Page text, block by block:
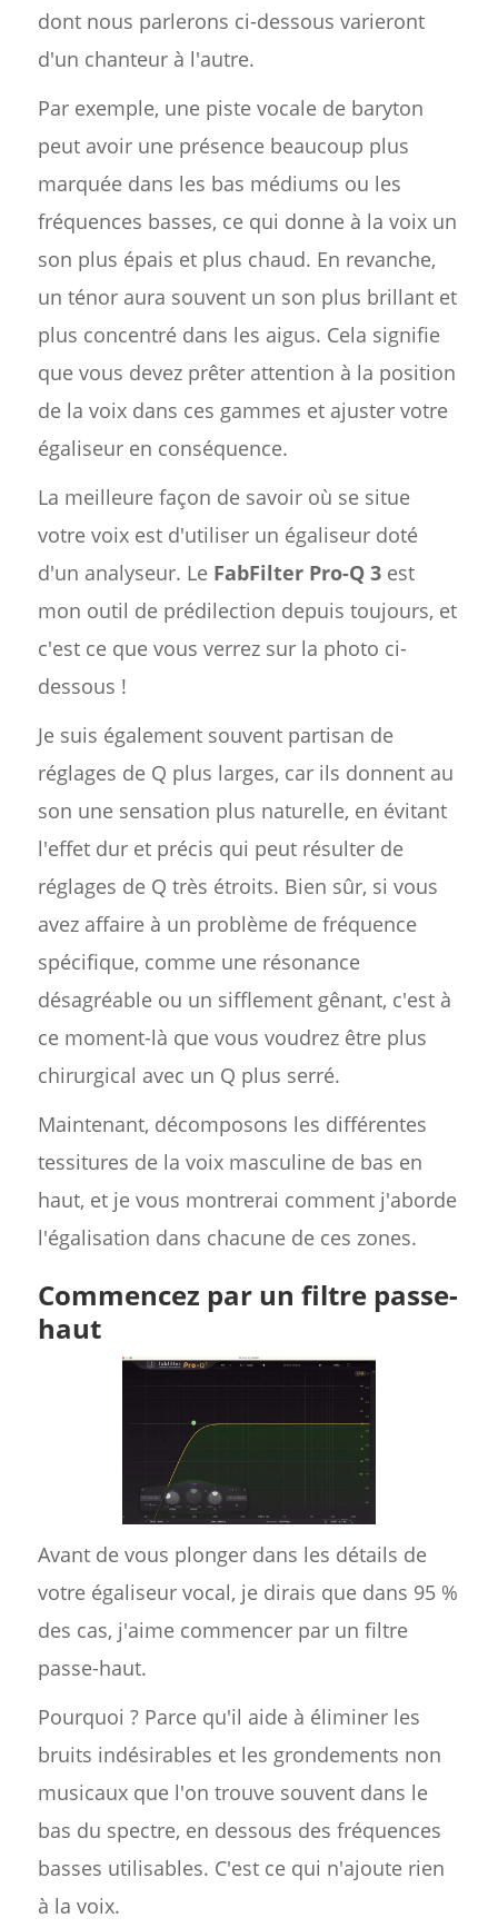
dont nous parlerons ci-dessous varieront
d'un chanteur à l'autre.
Par exemple, une piste vocale de baryton
peut avoir une présence beaucoup plus
marquée dans les bas médiums ou les
fréquences basses, ce qui donne à la voix un
son plus épais et plus chaud. En revanche,
un ténor aura souvent un son plus brillant et
plus concentré dans les aigus. Cela signifie
que vous devez prêter attention à la position
de la voix dans ces gammes et ajuster votre
égaliseur en conséquence.
La meilleure façon de savoir où se situe
votre voix est d'utiliser un égaliseur doté
d'un analyseur. Le FabFilter Pro-Q 3est
mon outil de prédilection depuis toujours, et
c'est ce que vous verrez sur la photo ci-
dessous !
Je suis également souvent partisan de
réglages de Q plus larges, car ils donnent au
son une sensation plus naturelle, en évitant
l'effet dur et précis qui peut résulter de
réglages de Q très étroits. Bien sûr, si vous
avez affaire à un problème de fréquence
spécifique, comme une résonance
désagréable ou un sifflement gênant, c'est à
ce moment-là que vous voudrez être plus
chirurgical avec un Q plus serré.
Maintenant, décomposons les différentes
tessitures de la voix masculine de bas en
haut, et je vous montrerai comment j'aborde
l'égalisation dans chacune de ces zones.
Commencez par un filtre passe-
haut
Avant de vous plonger dans les détails de
votre égaliseur vocal, je dirais que dans 95 %
des cas, j'aime commencer par un filtre
passe-haut.
Pourquoi ? Parce qu'il aide à éliminer les
bruits indésirables et les grondements non
musicaux que l'on trouve souvent dans le
bas du spectre, en dessous des fréquences
basses utilisables. C'est ce qui n'ajoute rien
à la voix.